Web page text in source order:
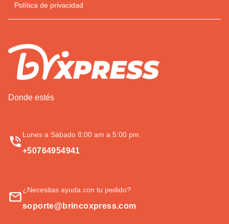
Política de privacidad
Donde estés
Lunes a Sábado 8:00 am a 5:00 pm.
+50764954941
¿Necesitas ayuda con tu pedido?
soporte@brincoxpress.com